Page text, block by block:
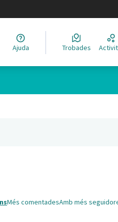
el idioma
Ajuda Trobades
Més comentadesAmb més